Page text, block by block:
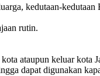
kedutaan-
rutin.
ataupun keluar kota
dapat digunakan